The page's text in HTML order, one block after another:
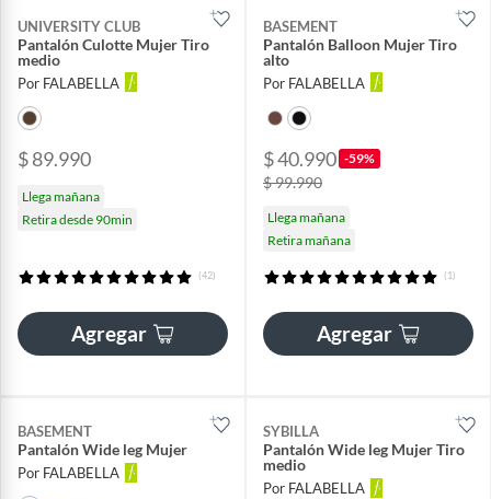
UNIVERSITY CLUB
Pantalón Culotte Mujer Tiro
medio
Por FALABELLA
$ 89.990
Llega mañana
Retira desde 90min
(42)
Agregar
BASEMENT
Pantalón Balloon Mujer Tiro
alto
Por FALABELLA
$ 40.990 -59%
$ 99.990
Llega mañana
Retira mañana
(1)
Agregar
BASEMENT
Pantalón Wide leg Mujer
Por FALABELLA
SYBILLA
Pantalón Wide leg Mujer Tiro
medio
Por FALABELLA